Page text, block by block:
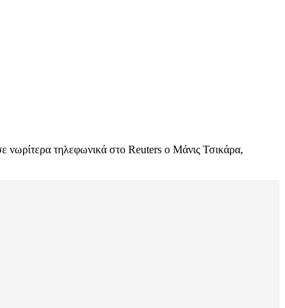
νωρίτερα τηλεφωνικά στο Reuters ο Μάνις Τσικάρα,